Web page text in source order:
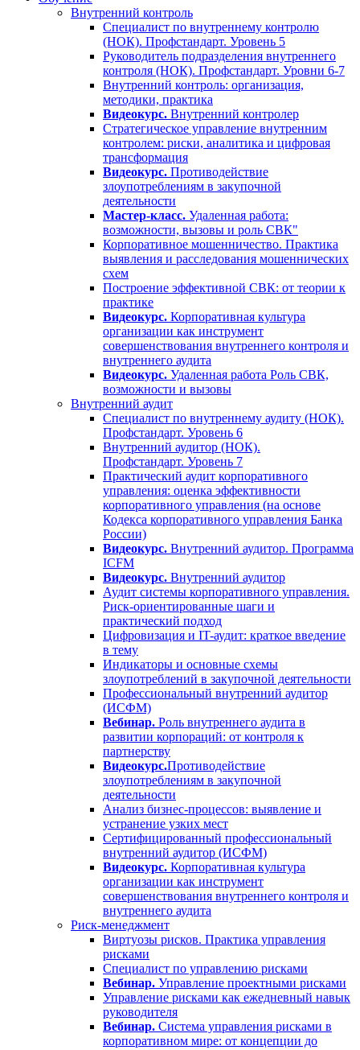
Внутренний контроль
Специалист по внутреннему контролю
(НОК). Профстандарт. Уровень 5
Руководитель подразделения внутреннего
контроля (НОК). Профстандарт. Уровни 6-7
Внутренний контроль: организация,
методики, практика
Видеокурс. Внутренний контролер
Стратегическое управление внутренним
контролем: риски, аналитика и цифровая
трансформация
Видеокурс. Противодействие
злоупотреблениям в закупочной
деятельности
Мастер-класс. Удаленная работа:
возможности, вызовы и роль СВК"
Корпоративное мошенничество. Практика
выявления и расследования мошеннических
схем
Построение эффективной СВК: от теории к
практике
Видеокурс. Корпоративная культура
организации как инструмент
совершенствования внутреннего контроля и
внутреннего аудита
Видеокурс. Удаленная работа Роль СВК,
возможности и вызовы
Внутренний аудит
Специалист по внутреннему аудиту (НОК).
Профстандарт. Уровень 6
Внутренний аудитор (НОК).
Профстандарт. Уровень 7
Практический аудит корпоративного
управления: оценка эффективности
корпоративного управления (на основе
Кодекса корпоративного управления Банка
России)
Видеокурс. Внутренний аудитор. Программа
ICFM
Видеокурс. Внутренний аудитор
Аудит системы корпоративного управления.
Риск-ориентированные шаги и
практический подход
Цифровизация и IT-аудит: краткое введение
в тему
Индикаторы и основные схемы
злоупотреблений в закупочной деятельности
Профессиональный внутренний аудитор
(ИСФМ)
Вебинар. Роль внутреннего аудита в
развитии корпораций: от контроля к
партнерству
Видеокурс.Противодействие
злоупотреблениям в закупочной
деятельности
Анализ бизнес-процессов: выявление и
устранение узких мест
Сертифицированный профессиональный
внутренний аудитор (ИСФМ)
Видеокурс. Корпоративная культура
организации как инструмент
совершенствования внутреннего контроля и
внутреннего аудита
Риск-менеджмент
Виртуозы рисков. Практика управления
рисками
Специалист по управлению рисками
Вебинар. Управление проектными рисками
Управление рисками как ежедневный навык
руководителя
Вебинар. Система управления рисками в
корпоративном мире: от концепции до